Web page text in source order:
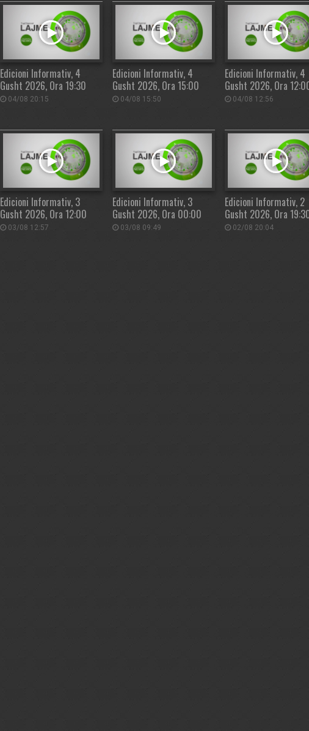
Edicioni Informativ, 4
Gusht 2026, Ora 19:30
04/08 20:15
Edicioni Informativ, 4
Gusht 2026, Ora 15:00
04/08 15:50
Edicioni Informativ, 4
Gusht 2026, Ora
04/08 12:56
Edicioni Informativ, 3
Gusht 2026, Ora 12:00
03/08 12:57
Edicioni Informativ, 3
Gusht 2026, Ora 00:00
03/08 09:49
Edicioni Informativ, 2
Gusht 2026, Ora
02/08 20:04